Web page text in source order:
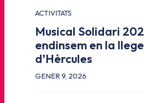
ACTIVITATS
Musical Solidari
endinsem en la
d’Hèrcules
GENER 9, 2026